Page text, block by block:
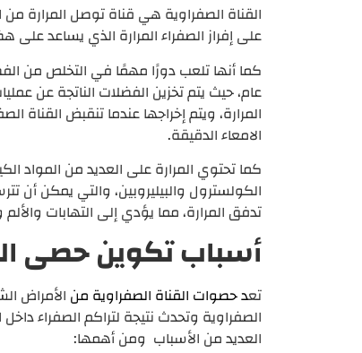
القناة الصفراوية هي قناة توصل المرارة من
على إفراز الصفراء المرارة الذي يساعد
كما أنها تلعب دورًا مهمًا في التخلص من
عام، حيث يتم تخزين الفضلات الناتجة عن
المرارة، ويتم إخراجها عندما تنقبض القناة
الامعاء الدقيقة.
كما تحتوي المرارة على العديد من المواد
الكولسترول والبيليروبين، والتي يمكن أن
تدفق المرارة، مما يؤدي إلى التهابات
أسباب تكوين حصى
تعدحصوات القناة الصفراوية منالأمراض
الصفراوية وتحدث نتيجة لتراكم الصفراء
العديد من الأسباب ومن أهمها: